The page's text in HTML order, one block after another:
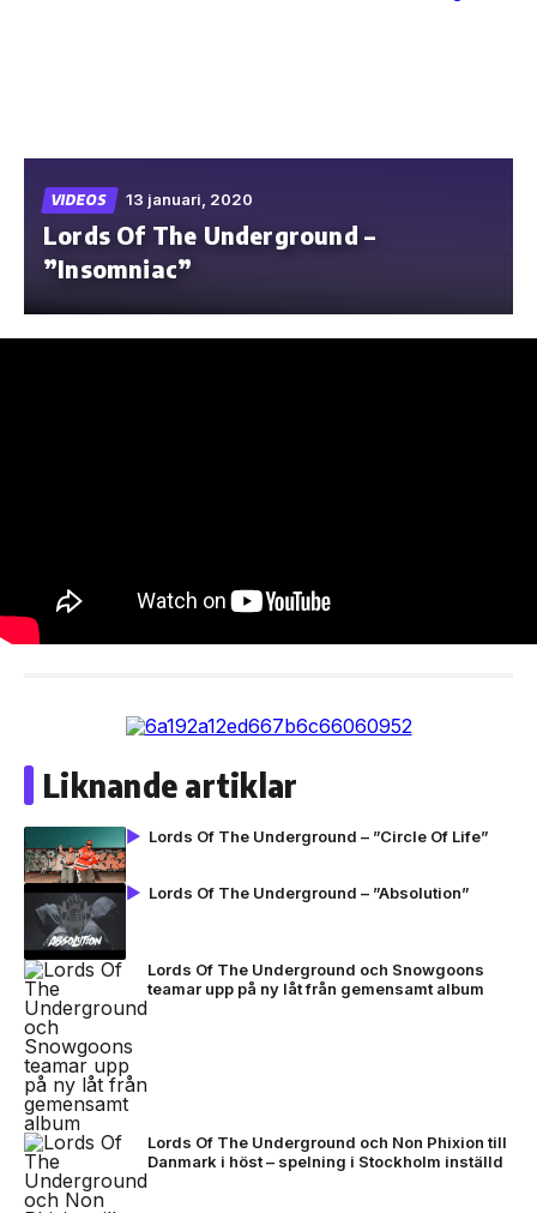
content
VIDEOS 13 januari, 2020
Lords Of The Underground –
”Insomniac”
Liknande artiklar
Lords Of The Underground – ”Circle Of Life”
Lords Of The Underground – ”Absolution”
Lords Of The Underground och Snowgoons
teamar upp på ny låt från gemensamt album
Lords Of The Underground och Non Phixion till
Danmark i höst – spelning i Stockholm inställd